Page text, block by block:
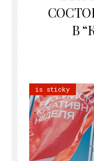
В
is sticky